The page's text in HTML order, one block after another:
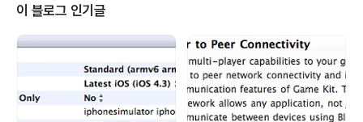
이 블로그 인기글